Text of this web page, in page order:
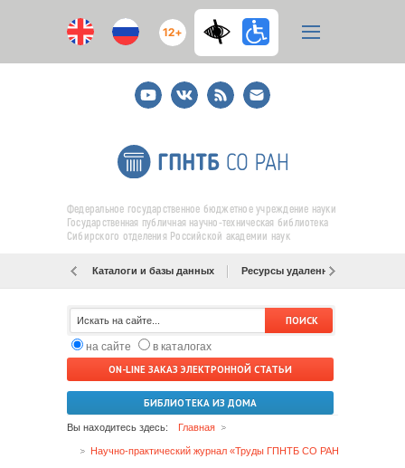
12+
YoutubeВКонтакте
RSS
E-
mail
подписка
Федеральное государственное бюджетное учреждение науки
Государственная публичная научно-техническая библиотека
Сибирского отделения Российской академии наук
Каталоги и базы данных Ресурсы удаленного доступа
на сайте
в каталогах
ON-LINE ЗАКАЗ ЭЛЕКТРОННОЙ СТАТЬИ
БИБЛИОТЕКА ИЗ ДОМА
Вы находитесь здесь: Главная
Научно-практический журнал «Труды ГПНТБ СО РАН»